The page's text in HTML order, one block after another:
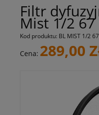
Filtr
Mist 1/2
Kod produktu: BL MIST 1/2
Cena: 289,00